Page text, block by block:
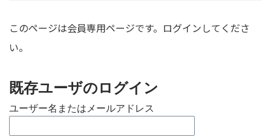
このページは会員専用ページです。ログインしてくださ
い。
既存ユーザのログイン
ユーザー名またはメールアドレス